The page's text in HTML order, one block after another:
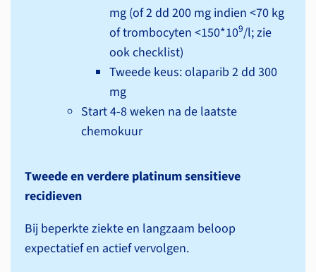
mg (of 2 dd 200 mg indien <70 kg
of trombocyten <150*109/l; zie
ook checklist)
Tweede keus: olaparib 2 dd 300
mg
Start 4-8 weken na de laatste
chemokuur
Tweede en verdere platinum sensitieve
recidieven
Bij beperkte ziekte en langzaam beloop
expectatief en actief vervolgen.